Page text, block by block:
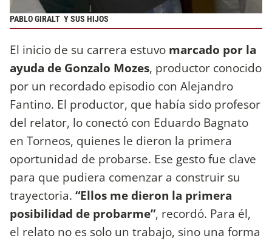
PABLO GIRALT Y SUS HIJOS
El inicio de su carrera estuvo marcado por la
ayuda de Gonzalo Mozes, productor conocido
por un recordado episodio con Alejandro
Fantino. El productor, que había sido profesor
del relator, lo conectó con Eduardo Bagnato
en Torneos, quienes le dieron la primera
oportunidad de probarse. Ese gesto fue clave
para que pudiera comenzar a construir su
trayectoria. “Ellos me dieron la primera
posibilidad de probarme”, recordó. Para él,
el relato no es solo un trabajo, sino una forma